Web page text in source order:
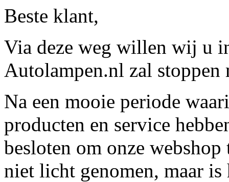
Beste klant,
Via deze weg willen wij u
Autolampen.nl zal stoppen
Na een mooie periode
producten en service
besloten om onze
niet licht genomen, maar